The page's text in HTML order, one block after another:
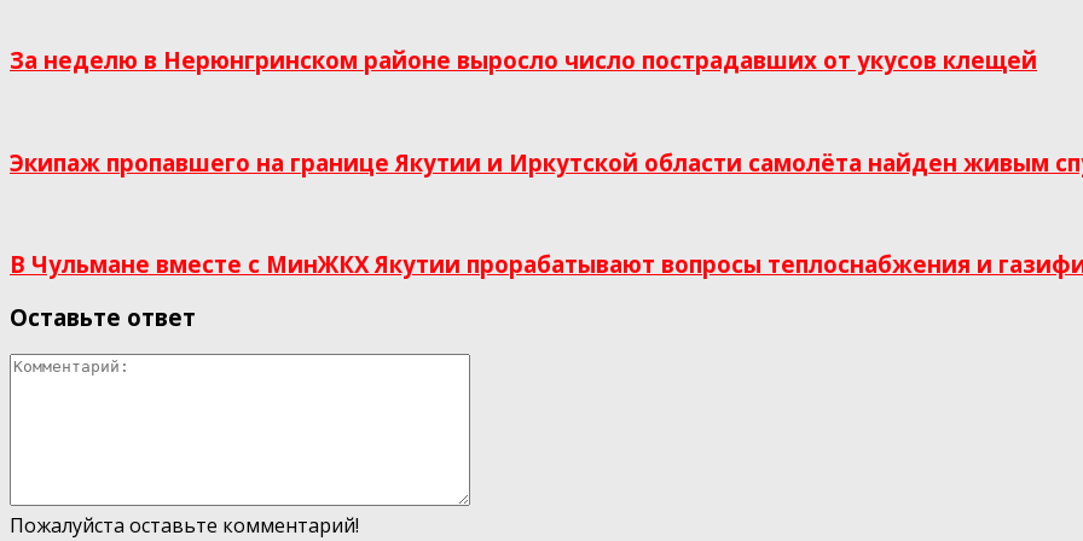
За неделю в Нерюнгринском районе выросло число пострадавших от укусов клещей
Экипаж пропавшего на границе Якутии и Иркутской области самолёта найден живым
В Чульмане вместе с МинЖКХ Якутии прорабатывают вопросы теплоснабжения и
Оставьте ответ
Пожалуйста оставьте комментарий!